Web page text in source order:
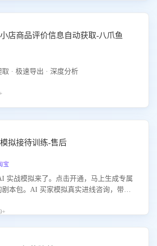
店商品评价信息自动获取-八爪鱼
· 极速导出 · 深度分析
拟接待训练-售后
宝
实战模拟来了。点击开通，马上生成专属
本包。AI 买家模拟真实进线咨询，带您
提升服务能力。